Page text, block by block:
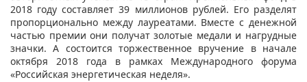
2018 году составляет 39 миллионов рублей. Его разделят
пропорционально между лауреатами. Вместе с денежной
частью премии они получат золотые медали и нагрудные
значки. А состоится торжественное вручение в начале
октября 2018 года в рамках Международного форума
«Российская энергетическая неделя».